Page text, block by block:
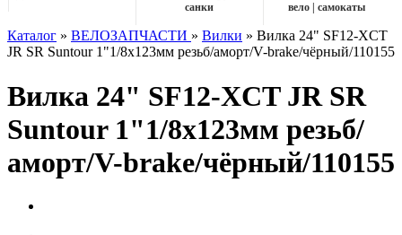
санки
вело | самокаты
Каталог » ВЕЛОЗАПЧАСТИ » Вилки » Вилка 24" SF12-XCT
JR SR Suntour 1"1/8x123мм резьб/аморт/V-brake/чёрный/110155
Вилка 24" SF12-XCT JR SR
Suntour 1"1/8x123мм резьб/
аморт/V-brake/чёрный/110155